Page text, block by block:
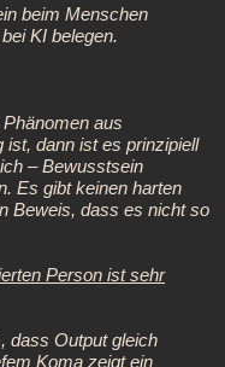
beim Menschen
KI belegen.
aus
dann ist es prinzipiell
– Bewusstsein
Es gibt keinen harten
Beweis, dass es nicht so
Person ist sehr
dass Output gleich
Koma zeigt ein